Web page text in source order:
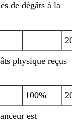
de dégâts à la
— 20
physique reçus
100% 20
est